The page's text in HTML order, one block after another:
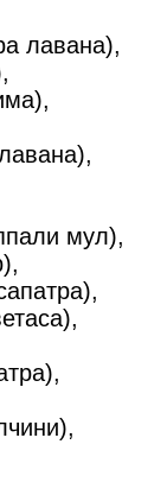
лавана),
мул),